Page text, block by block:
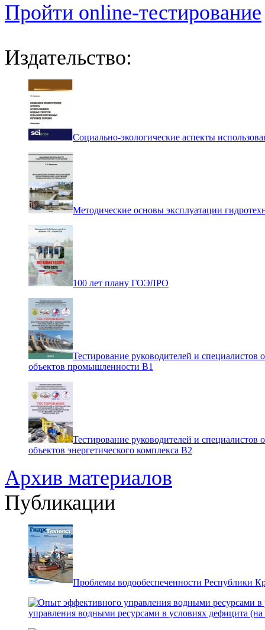
Пройти online-тестирование
Издательство:
Социально-экологические аспекты
Методические основы эксплуатации
100 лет плану ГОЭЛРО
Тестирование руководителей и специалистов
объектов промышленности В1
Тестирование руководителей и специалистов
объектов энергетического комплекса В2
Архив материалов
Публикации
Проблемы водообеспеченности Республики
управления водными ресурсами в условиях дефицита